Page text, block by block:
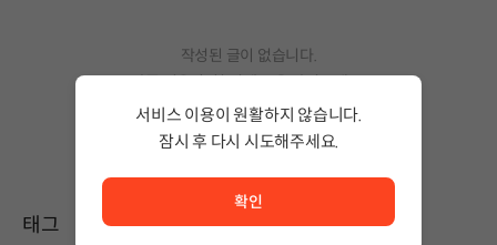
작성된 글이 없습니다.
상품 이용 후 첫 번째 글을 남겨보세요!
태그
서비스 이용이 원활하지 않습니다.
잠시 후 다시 시도해주세요.
확인